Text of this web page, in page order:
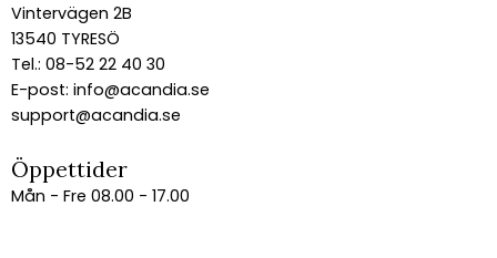
Vintervägen 2B
13540 TYRESÖ
Tel.: 08-52 22 40 30
E-post: info@acandia.se
support@acandia.se
Öppettider
Mån - Fre 08.00 - 17.00